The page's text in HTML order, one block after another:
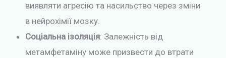
виявляти агресію та насильство через зміни
в нейрохімії мозку.
Соціальна ізоляція: Залежність від
метамфетаміну може призвести до втрати